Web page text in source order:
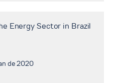
Energy Sector in Brazil
de 2020